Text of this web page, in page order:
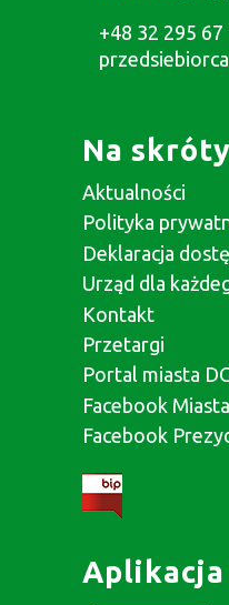
+48 32 295 67
Na
Aktualności
Polityka
Deklaracja
Urząd dla
Kontakt
Przetargi
Portal miasta
Facebook Miasta
Facebook